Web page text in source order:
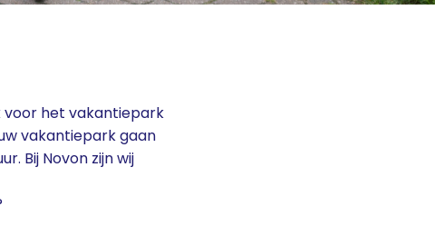
voor het vakantiepark
vakantiepark gaan
Bij Novon zijn wij